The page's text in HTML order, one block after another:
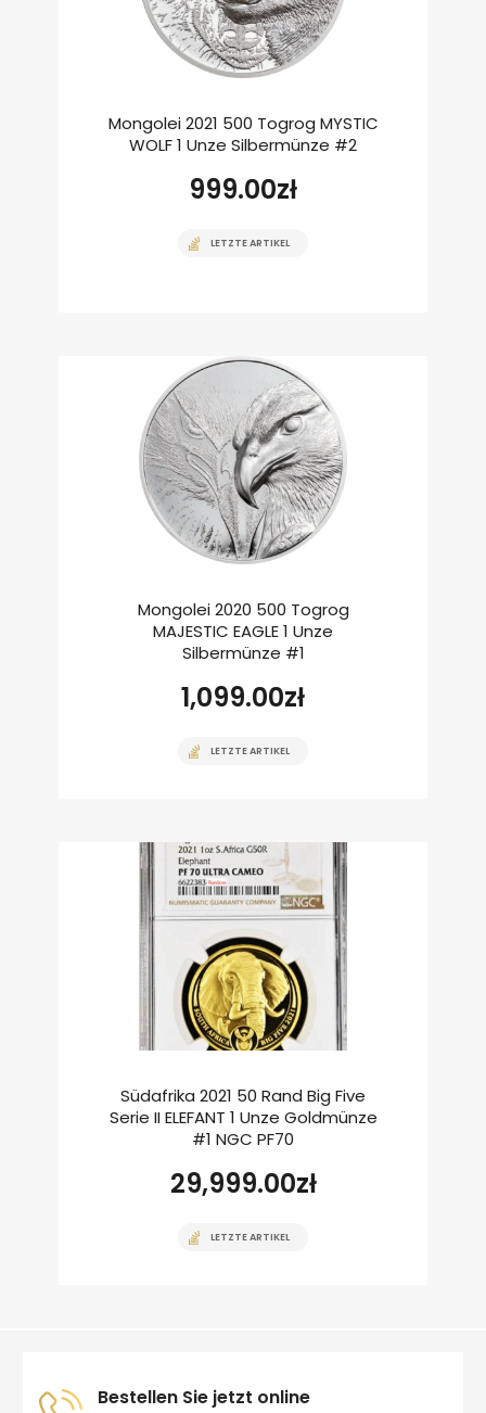
Mongolei 2021 500 Togrog MYSTIC
WOLF 1 Unze Silbermünze #2
999.00zł
LETZTE ARTIKEL
Mongolei 2020 500 Togrog
MAJESTIC EAGLE 1 Unze
Silbermünze #1
1,099.00zł
LETZTE ARTIKEL
Südafrika 2021 50 Rand Big Five
Serie II ELEFANT 1 Unze Goldmünze
#1 NGC PF70
29,999.00zł
LETZTE ARTIKEL
Bestellen Sie jetzt online